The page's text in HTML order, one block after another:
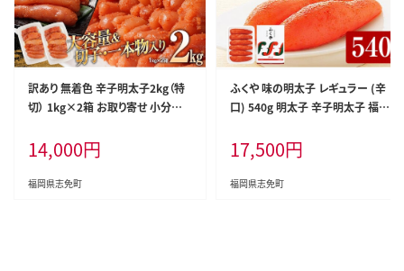
訳あり 無着色 辛子明太子2kg（特
切） 1kg×2箱 お取り寄せ 小分け
んたいこ お取り寄せグルメ 博多 福
岡 お土産 ギフト 海鮮 業務用 たっ
ぷり HACCP認定
14,000円
福岡県志免町
ふくや 味の明太子 レギュラー (辛
口) 540g 明太子 辛子明太子 福岡
17,500円
福岡県志免町